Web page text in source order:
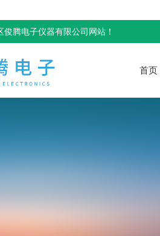
腾电子仪器有限公司网站！
首页